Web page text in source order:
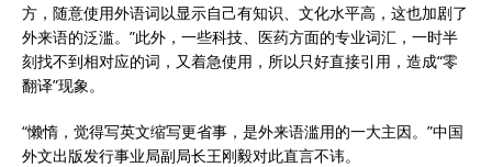
方，随意使用外语词以显示自己有知识、文化水平高，这也加剧了
外来语的泛滥。”此外，一些科技、医药方面的专业词汇，一时半
刻找不到相对应的词，又着急使用，所以只好直接引用，造成“零
翻译”现象。
“懒惰，觉得写英文缩写更省事，是外来语滥用的一大主因。”中国
外文出版发行事业局副局长王刚毅对此直言不讳。